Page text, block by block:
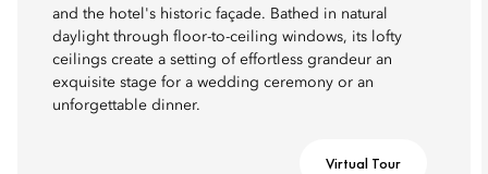
and the hotel's historic façade. Bathed in natural
daylight through floor-to-ceiling windows, its lofty
ceilings create a setting of effortless grandeur an
exquisite stage for a wedding ceremony or an
unforgettable dinner.
Virtual Tour